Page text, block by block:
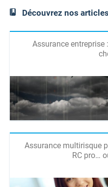
Découvrez nos
Assurance
Assurance multirisque
RC pro…